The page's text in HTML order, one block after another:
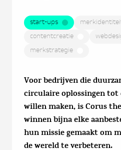
start-ups
contentcreatie
merkstrategie
Voor bedrijven die
circulaire oplossingen tot
willen maken, is Corus
winnen bijna elke
hun missie gemaakt om
de wereld te verbeteren.